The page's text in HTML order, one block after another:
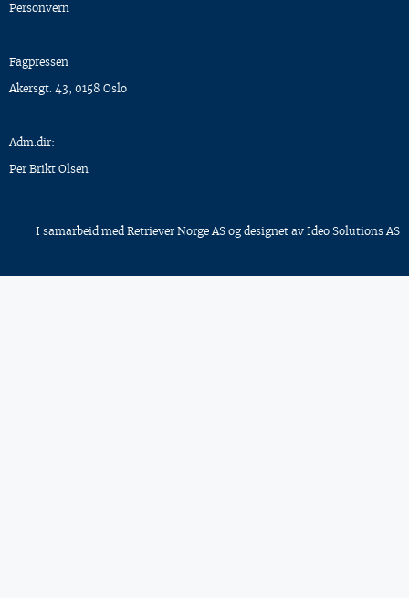
Personvern
Fagpressen
Akersgt. 43, 0158 Oslo
Adm.dir:
Per Brikt Olsen
I samarbeid med Retriever Norge AS og designet av Ideo Solutions AS